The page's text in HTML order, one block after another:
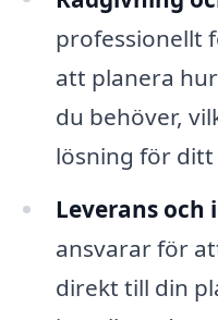
professionellt
att planera
du behöver,
lösning för
Leverans
ansvarar för
direkt till din